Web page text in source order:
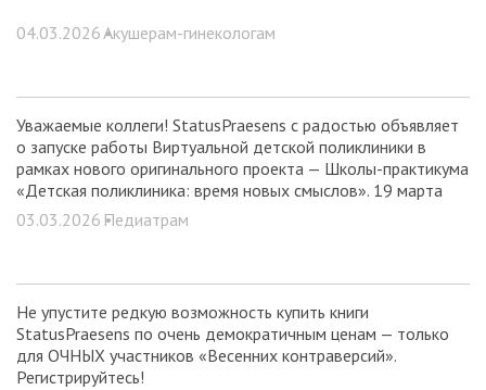
04.03.2026 •Акушерам-гинекологам
Уважаемые коллеги! StatusPraesens с радостью объявляет
о запуске работы Виртуальной детской поликлиники в
рамках нового оригинального проекта — Школы-практикума
«Детская поликлиника: время новых смыслов». 19 марта
2026 года. Регистрируйтесь!
03.03.2026 •Педиатрам
Не упустите редкую возможность купить книги
StatusPraesens по очень демократичным ценам — только
для ОЧНЫХ участников «Весенних контраверсий».
Регистрируйтесь!